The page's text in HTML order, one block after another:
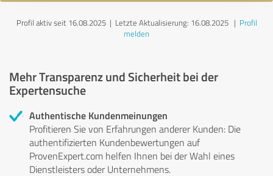
Profil aktiv seit 16.08.2025 | Letzte Aktualisierung: 16.08.2025| Profil
melden
Mehr Transparenz und Sicherheit bei der
Expertensuche
Authentische Kundenmeinungen
Profitieren Sie von Erfahrungen anderer Kunden: Die
authentifizierten Kundenbewertungen auf
ProvenExpert.com helfen Ihnen bei der Wahl eines
Dienstleisters oder Unternehmens.